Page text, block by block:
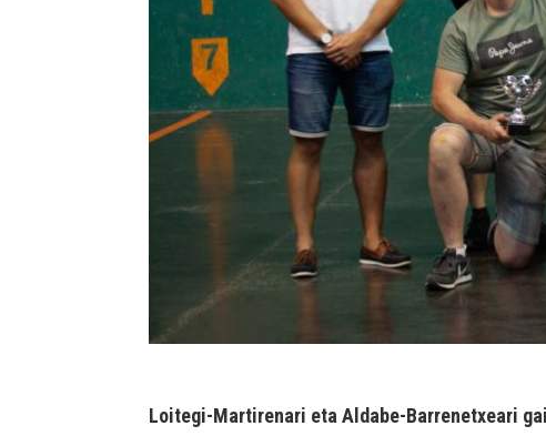
Loitegi-Martirenari eta Aldabe-Barrenetxeari